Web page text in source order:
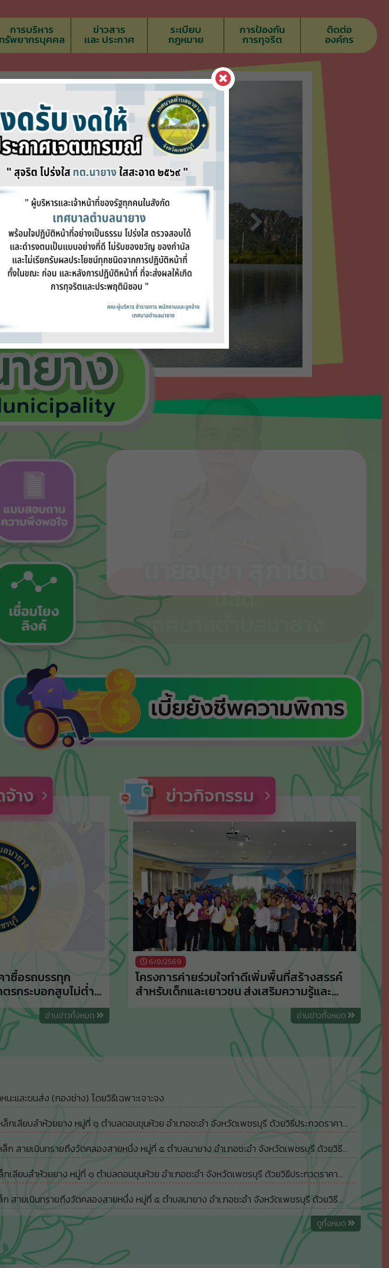
การบริหาร
ทรัพยากรบุคคล
ข่าวสาร
เเละ ประกาศ
ระเบียบ
กฎหมาย
การป้องกัน
การทุจริต
ติดต่อ
องค์กร
าซื้อรถบรรทุก
รกระบอกสูบไม่ต่ำ
เครื่องยนต์สูงสุดไม่
คลื่อน ๒ ล้อ แบบ
บาล) ด้วยวิธี
ส์ (e-bidding)
อ่านข่าวทั้งหมด
6/8/2569
โครงการค่ายร่วมใจทำดีเพิ่มพื้นที่สร้างสรรค์
สำหรับเด็กและเยาวชน ส่งเสริมความรู้และ
ป้องกันปัญหายาเสพติด ประจำปีงบประมาณ
Previous Next
อ่านข่าวทั้งหมด
ะและขนส่ง (กองช่าง) โดยวิธีเฉพาะเจาะจง
เลียบลำห้วยยาง หมู่ที่ ๑ ตำบลดอนขุนห้วย อำเภอชะอำ จังหวัดเพชรบุรี ด้วยวิธีประกวดราคา
สายเนินทรายถึงวัดคลองสายหนึ่ง หมู่ที่ ๕ ตำบลนายาง อำเภอชะอำ จังหวัดเพชรบุรี ด้วยวิธี
ลียบลำห้วยยาง หมู่ที่ ๑ ตำบลดอนขุนห้วย อำเภอชะอำ จังหวัดเพชรบุรี ด้วยวิธีประกวดราคา
สายเนินทรายถึงวัดคลองสายหนึ่ง หมู่ที่ ๕ ตำบลนายาง อำเภอชะอำ จังหวัดเพชรบุรี ด้วยวิธี
ดูทั้งหมด